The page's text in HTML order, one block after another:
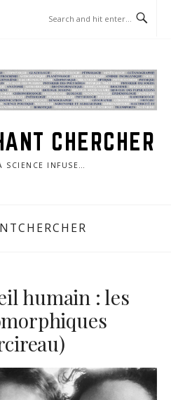
CHERCHER
SCIENCE INFUSE…
humain : les